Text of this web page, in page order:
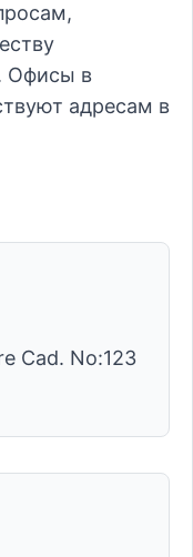
Офисы в
адресам в
Cad. No:123